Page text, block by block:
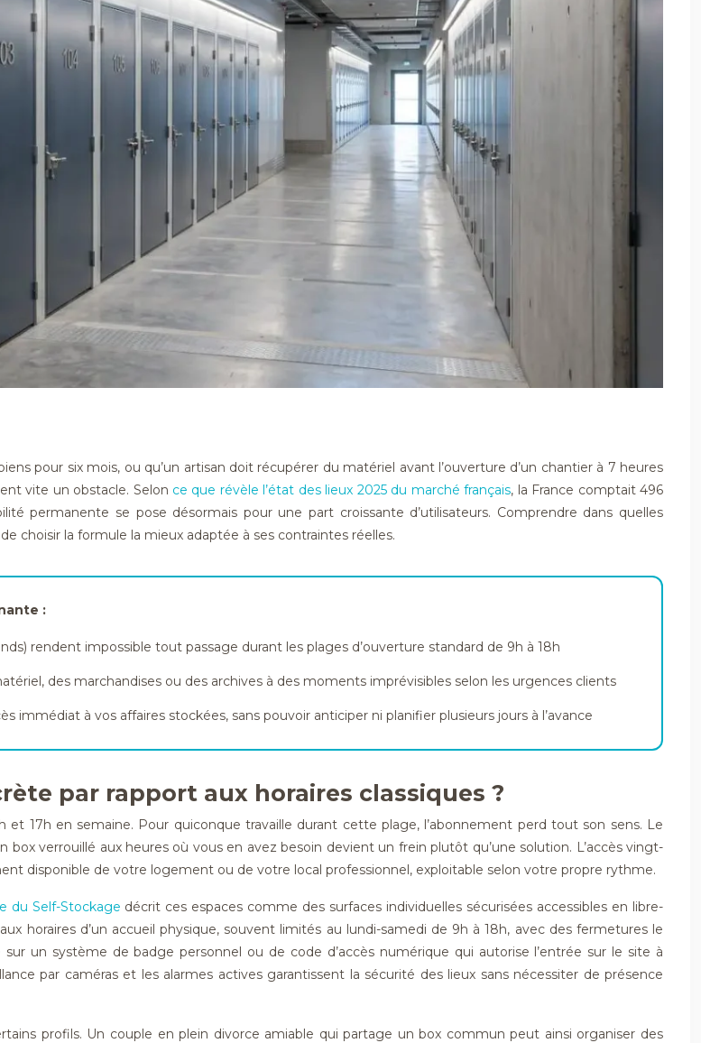
pour six mois, ou qu’un artisan doit récupérer du matériel avant l’ouverture d’un chantier à 7 heures
vite un obstacle. Selon ce que révèle l’état des lieux 2025 du marché français, la France comptait 496
permanente se pose désormais pour une part croissante d’utilisateurs. Comprendre dans quelles
choisir la formule la mieux adaptée à ses contraintes réelles.
:
rendent impossible tout passage durant les plages d’ouverture standard de 9h à 18h
des marchandises ou des archives à des moments imprévisibles selon les urgences clients
à vos affaires stockées, sans pouvoir anticiper ni planifier plusieurs jours à l’avance
par rapport aux horaires classiques ?
17h en semaine. Pour quiconque travaille durant cette plage, l’abonnement perd tout son sens. Le
verrouillé aux heures où vous en avez besoin devient un frein plutôt qu’une solution. L’accès vingt-
disponible de votre logement ou de votre local professionnel, exploitable selon votre propre rythme.
du Self-Stockage décrit ces espaces comme des surfaces individuelles sécurisées accessibles en libre-
horaires d’un accueil physique, souvent limités au lundi-samedi de 9h à 18h, avec des fermetures le
un système de badge personnel ou de code d’accès numérique qui autorise l’entrée sur le site à
par caméras et les alarmes actives garantissent la sécurité des lieux sans nécessiter de présence
profils. Un couple en plein divorce amiable qui partage un box commun peut ainsi organiser des